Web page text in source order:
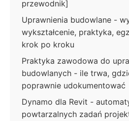
przewodnik]
Uprawnienia budowlane -
wykształcenie, praktyka,
krok po kroku
Praktyka zawodowa do
budowlanych - ile trwa,
poprawnie udokumentować
Dynamo dla Revit -
powtarzalnych zadań